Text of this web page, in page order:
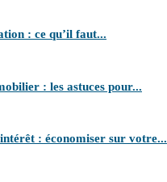
: ce qu’il faut...
: les astuces pour...
: économiser sur votre...